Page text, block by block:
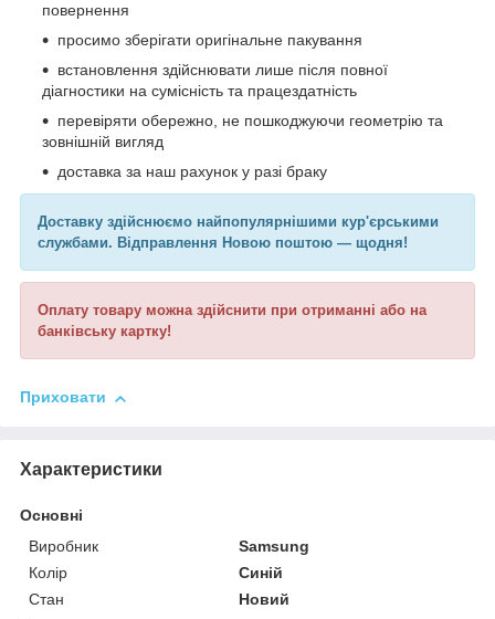
повернення
просимо зберігати оригінальне пакування
встановлення здійснювати лише після повної
діагностики на сумісність та працездатність
перевіряти обережно, не пошкоджуючи геометрію та
зовнішній вигляд
доставка за наш рахунок у разі браку
Доставку здійснюємо найпопулярнішими кур'єрськими
службами. Відправлення Новою поштою — щодня!
Оплату товару можна здійснити при отриманні або на
банківську картку!
Приховати
Характеристики
Основні
Виробник
Samsung
Колір
Синій
Стан
Новий